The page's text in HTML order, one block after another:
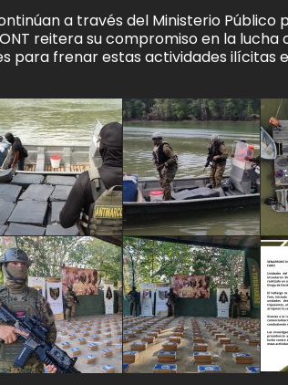
a través del Ministerio
reitera su compromiso en la
para frenar estas actividades ilícitas